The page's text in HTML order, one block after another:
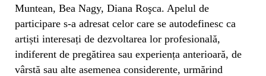
Muntean, Bea Nagy, Diana Roşca. Apelul de
participare s-a adresat celor care se autodefinesc ca
artiști interesați de dezvoltarea lor profesională,
indiferent de pregătirea sau experiența anterioară, de
vârstă sau alte asemenea considerente, urmărind